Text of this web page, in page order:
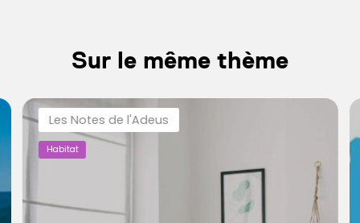
Sur le même thème
Les Notes de l'Adeus
Habitat